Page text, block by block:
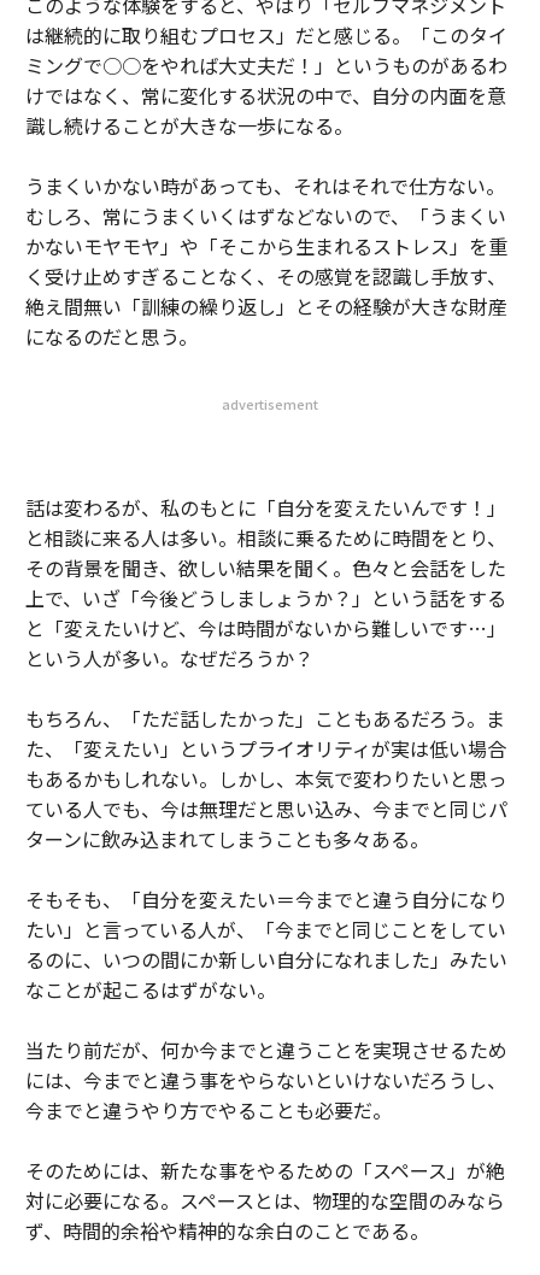
は継続的に取り組むプロセス」だと感じる。「このタイ
ミングで○○をやれば大丈夫だ！」というものがあるわ
けではなく、常に変化する状況の中で、自分の内面を意
識し続けることが大きな一歩になる。
うまくいかない時があっても、それはそれで仕方ない。
むしろ、常にうまくいくはずなどないので、「うまくい
かないモヤモヤ」や「そこから生まれるストレス」を重
く受け止めすぎることなく、その感覚を認識し手放す、
絶え間無い「訓練の繰り返し」とその経験が大きな財産
になるのだと思う。
advertisement
話は変わるが、私のもとに「自分を変えたいんです！」
と相談に来る人は多い。相談に乗るために時間をとり、
その背景を聞き、欲しい結果を聞く。色々と会話をした
上で、いざ「今後どうしましょうか？」という話をする
と「変えたいけど、今は時間がないから難しいです…」
という人が多い。なぜだろうか？
もちろん、「ただ話したかった」こともあるだろう。ま
た、「変えたい」というプライオリティが実は低い場合
もあるかもしれない。しかし、本気で変わりたいと思っ
ている人でも、今は無理だと思い込み、今までと同じパ
ターンに飲み込まれてしまうことも多々ある。
そもそも、「自分を変えたい＝今までと違う自分になり
たい」と言っている人が、「今までと同じことをしてい
るのに、いつの間にか新しい自分になれました」みたい
なことが起こるはずがない。
当たり前だが、何か今までと違うことを実現させるため
には、今までと違う事をやらないといけないだろうし、
今までと違うやり方でやることも必要だ。
そのためには、新たな事をやるための「スペース」が絶
対に必要になる。スペースとは、物理的な空間のみなら
ず、時間的余裕や精神的な余白のことである。